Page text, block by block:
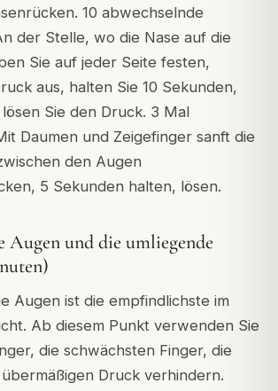
10 abwechselnde
der Stelle, wo die Nase auf die
Sie auf jeder Seite festen,
aus, halten Sie 10 Sekunden,
Sie den Druck. 3 Mal
Daumen und Zeigefinger sanft die
den Augen
5 Sekunden halten, lösen.
Augen und die umliegende
Augen ist die empfindlichste im
Ab diesem Punkt verwenden Sie
die schwächsten Finger, die
Druck verhindern.